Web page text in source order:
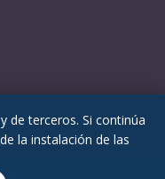
de terceros. Si continúa
la instalación de las